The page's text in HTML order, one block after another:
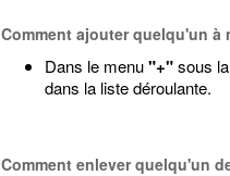
Comment ajouter quelqu'un à
Dans le menu"+"sous
dans la liste déroulante.
Comment enlever quelqu'un